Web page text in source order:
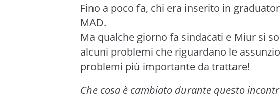
Fino a poco fa, chi era inserito in
MAD.
Ma qualche giorno fa sindacati e Miur si
alcuni problemi che riguardano le
problemi più importante da trattare!
Che cosa è cambiato durante questo